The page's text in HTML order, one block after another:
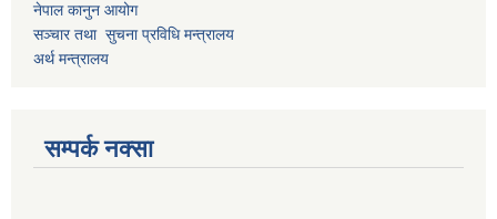
नेपाल कानुन आयोग
सञ्चार तथा सुचना प्रविधि मन्त्रालय
अर्थ मन्त्रालय
सम्पर्क नक्सा